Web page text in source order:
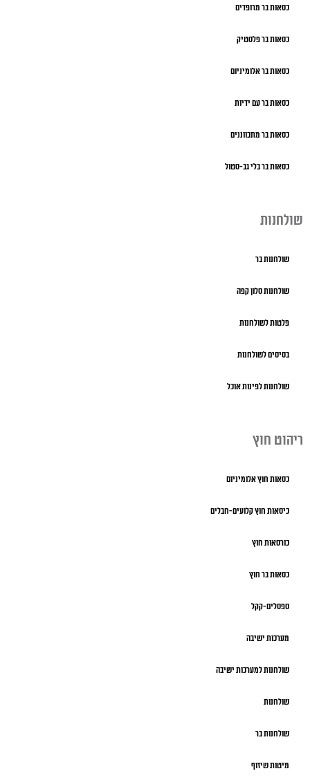
כסאות בר מרופדים
כסאות בר פלסטיק
כסאות בר אלומיניום
כסאות בר עם ידיות
כסאות בר מתכווננים
כסאות בר בלי גב-סטול
שולחנות
שולחנות בר
שולחנות סלון קפה
פלטות לשולחנות
בסיסים לשולחנות
שולחנות לפינות אוכל
ריהוט חוץ
כסאות חוץ אלומיניום
כיסאות חוץ קלועים-חבלים
כורסאות חוץ
כסאות בר חוץ
ספסלים-קקל
מערכות ישיבה
שולחנות למערכות ישיבה
שולחנות
שולחנות בר
מיטות שיזוף